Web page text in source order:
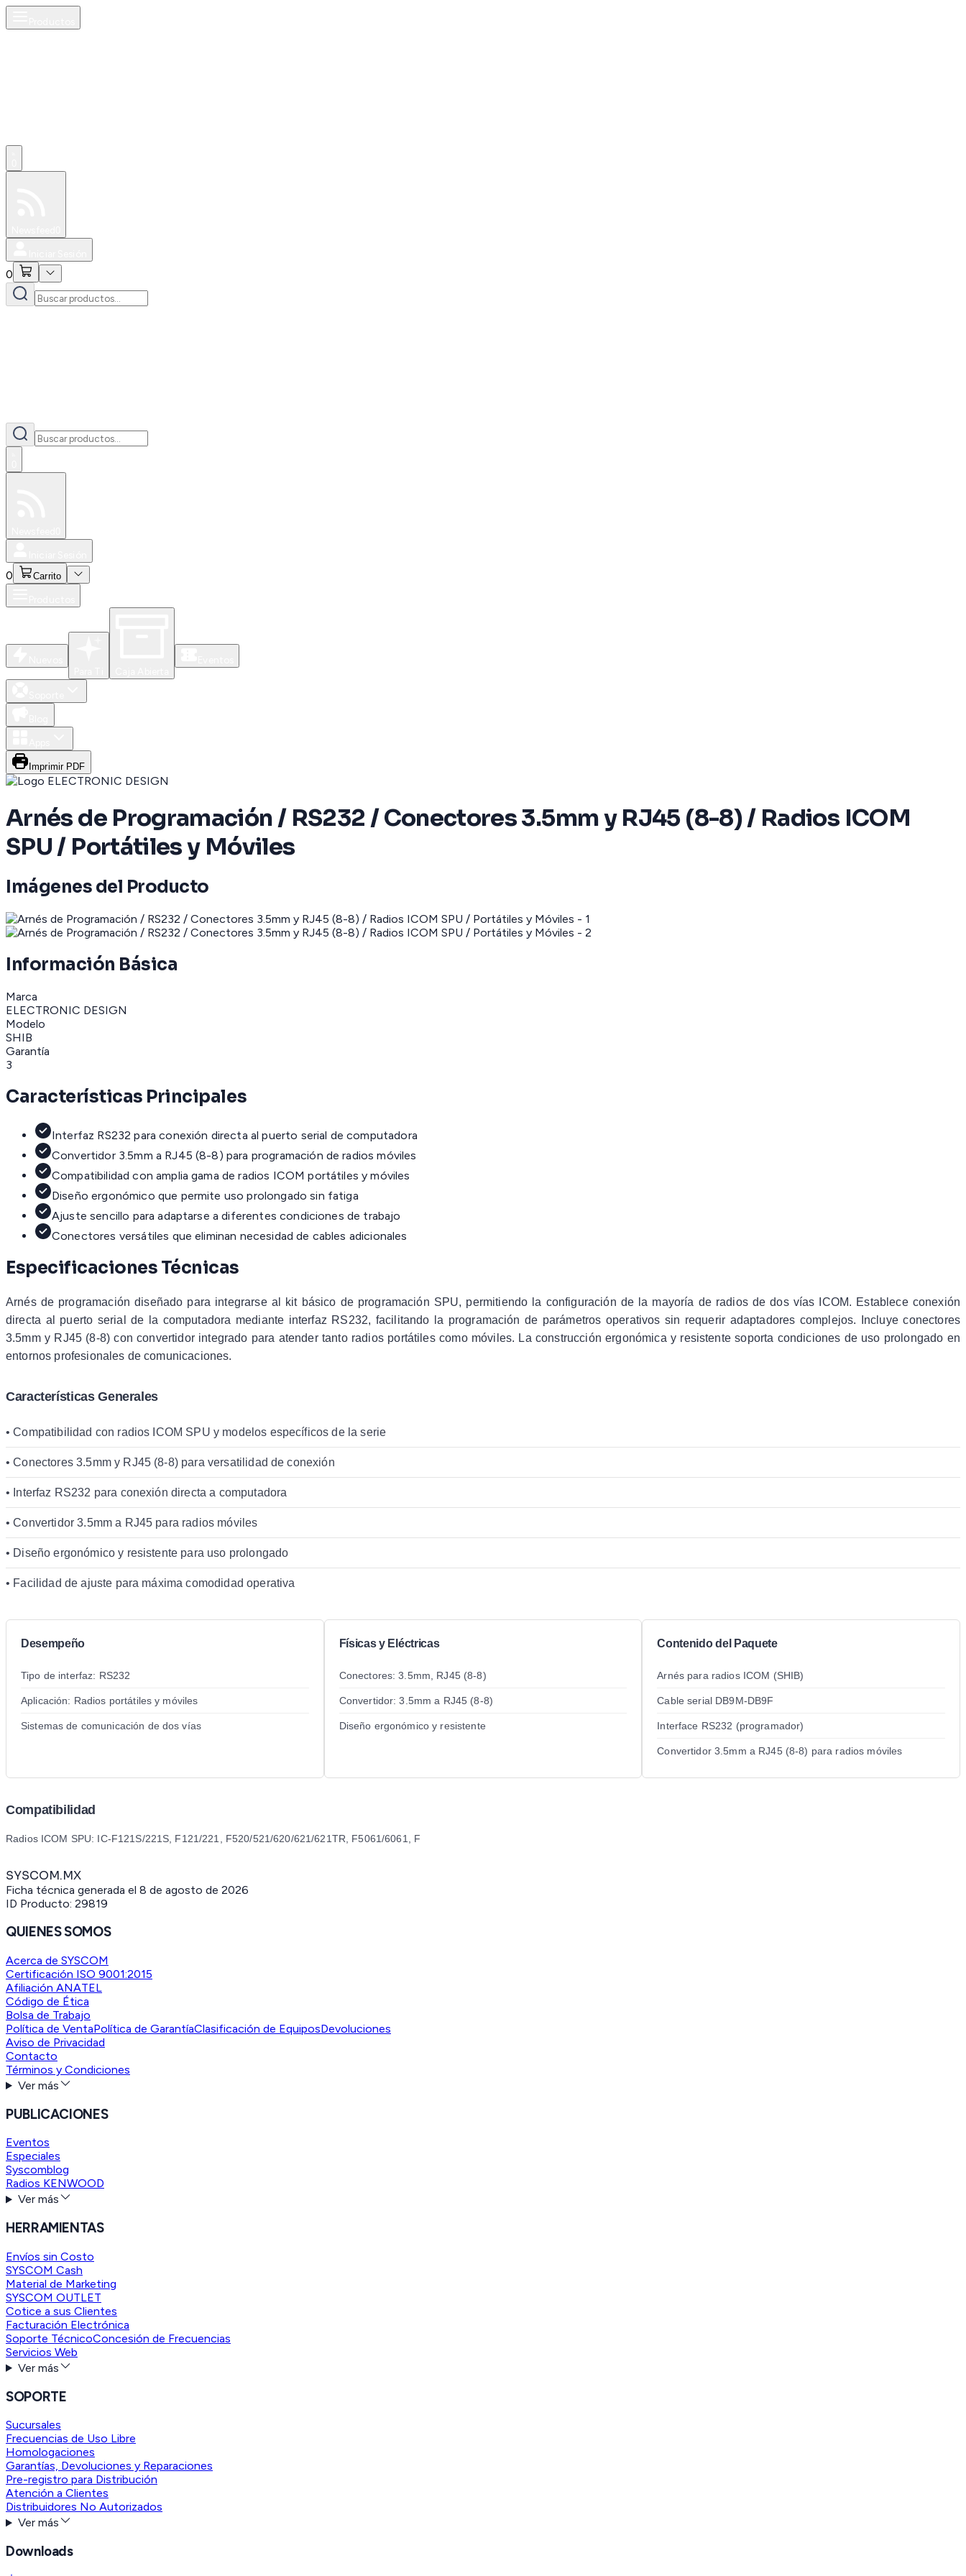
0
0 Carrito
Imprimir PDF
Arnés de Programación / RS232 / Conectores 3.5mm y RJ45 (8-8) / Radios ICOM
SPU / Portátiles y Móviles
Imágenes del Producto
Información Básica
Marca
ELECTRONIC DESIGN
Modelo
SHIB
Garantía
3
Características Principales
Interfaz RS232 para conexión directa al puerto serial de computadora
Convertidor 3.5mm a RJ45 (8-8) para programación de radios móviles
Compatibilidad con amplia gama de radios ICOM portátiles y móviles
Diseño ergonómico que permite uso prolongado sin fatiga
Ajuste sencillo para adaptarse a diferentes condiciones de trabajo
Conectores versátiles que eliminan necesidad de cables adicionales
Especificaciones Técnicas
Arnés de programación diseñado para integrarse al kit básico de programación SPU, permitiendo la configuración de la mayoría de radios de dos vías ICOM. Establece conexión
directa al puerto serial de la computadora mediante interfaz RS232, facilitando la programación de parámetros operativos sin requerir adaptadores complejos. Incluye conectores
3.5mm y RJ45 (8-8) con convertidor integrado para atender tanto radios portátiles como móviles. La construcción ergonómica y resistente soporta condiciones de uso prolongado en
entornos profesionales de comunicaciones.
Características Generales
• Compatibilidad con radios ICOM SPU y modelos específicos de la serie
• Conectores 3.5mm y RJ45 (8-8) para versatilidad de conexión
• Interfaz RS232 para conexión directa a computadora
• Convertidor 3.5mm a RJ45 para radios móviles
• Diseño ergonómico y resistente para uso prolongado
• Facilidad de ajuste para máxima comodidad operativa
Desempeño
Tipo de interfaz: RS232
Aplicación: Radios portátiles y móviles
Sistemas de comunicación de dos vías
Físicas y Eléctricas
Conectores: 3.5mm, RJ45 (8-8)
Convertidor: 3.5mm a RJ45 (8-8)
Diseño ergonómico y resistente
Contenido del Paquete
Arnés para radios ICOM (SHIB)
Cable serial DB9M-DB9F
Interface RS232 (programador)
Convertidor 3.5mm a RJ45 (8-8) para radios móviles
Compatibilidad
Radios ICOM SPU: IC-F121S/221S, F121/221, F520/521/620/621/621TR, F5061/6061, F
SYSCOM.MX
Ficha técnica generada el 8 de agosto de 2026
ID Producto: 29819
QUIENES SOMOS
Acerca de SYSCOM
Certificación ISO 9001:2015
Afiliación ANATEL
Código de Ética
Bolsa de Trabajo
Política de VentaPolítica de GarantíaClasificación de EquiposDevoluciones
Aviso de Privacidad
Contacto
Términos y Condiciones
Ver más
PUBLICACIONES
Eventos
Especiales
Syscomblog
Radios KENWOOD
Ver más
HERRAMIENTAS
Envíos sin Costo
SYSCOM Cash
Material de Marketing
SYSCOM OUTLET
Cotice a sus Clientes
Facturación Electrónica
Soporte TécnicoConcesión de Frecuencias
Servicios Web
Ver más
SOPORTE
Sucursales
Frecuencias de Uso Libre
Homologaciones
Garantías, Devoluciones y Reparaciones
Pre-registro para Distribución
Atención a Clientes
Distribuidores No Autorizados
Ver más
Downloads